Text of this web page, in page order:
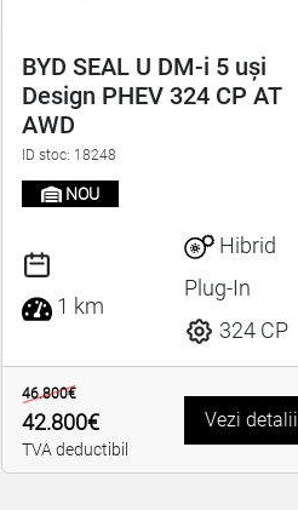
BYD SEAL U DM-i 5 uși
Design PHEV 324 CP AT
AWD
ID stoc: 18248
NOU
1 km
Hibrid
Plug-In
324 CP
46.800€
42.800€
TVA deductibil
Vezi detalii